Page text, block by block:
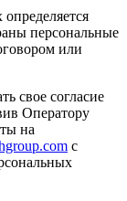
персональные
или
свое согласие
Оператору
на
с